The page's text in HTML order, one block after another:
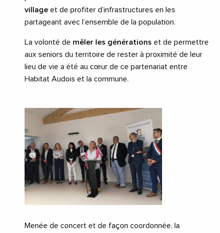
village et de profiter d’infrastructures en les
partageant avec l’ensemble de la population.
La volonté de mêler les générations et de permettre
aux seniors du territoire de rester à proximité de leur
lieu de vie a été au cœur de ce partenariat entre
Habitat Audois et la commune.
Menée de concert et de façon coordonnée, la